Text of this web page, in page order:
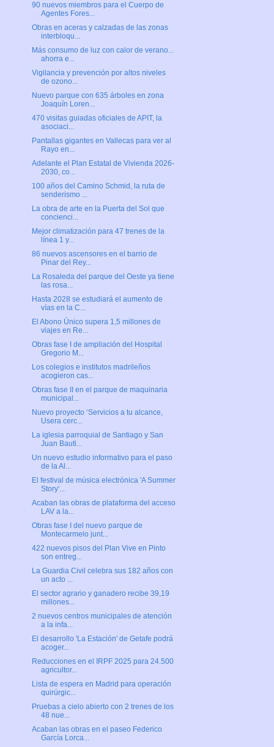
90 nuevos miembros para el Cuerpo de
Agentes Fores...
Obras en aceras y calzadas de las zonas
interbloqu...
Más consumo de luz con calor de verano...
ahorra e...
Vigilancia y prevención por altos niveles
de ozono...
Nuevo parque con 635 árboles en zona
Joaquín Loren...
470 visitas guiadas oficiales de APIT, la
asociaci...
Pantallas gigantes en Vallecas para ver al
Rayo en...
Adelante el Plan Estatal de Vivienda 2026-
2030, co...
100 años del Camino Schmid, la ruta de
senderismo ...
La obra de arte en la Puerta del Sol que
concienci...
Mejor climatización para 47 trenes de la
línea 1 y...
86 nuevos ascensores en el barrio de
Pinar del Rey...
La Rosaleda del parque del Oeste ya tiene
las rosa...
Hasta 2028 se estudiará el aumento de
vías en la C...
El Abono Único supera 1,5 millones de
viajes en Re...
Obras fase I de ampliación del Hospital
Gregorio M...
Los colegios e institutos madrileños
acogieron cas...
Obras fase II en el parque de maquinaria
municipal...
Nuevo proyecto ‘Servicios a tu alcance,
Usera cerc...
La iglesia parroquial de Santiago y San
Juan Bauti...
Un nuevo estudio informativo para el paso
de la Al...
El festival de música electrónica 'A Summer
Story'...
Acaban las obras de plataforma del acceso
LAV a la...
Obras fase I del nuevo parque de
Montecarmelo junt...
422 nuevos pisos del Plan Vive en Pinto
son entreg...
La Guardia Civil celebra sus 182 años con
un acto ...
El sector agrario y ganadero recibe 39,19
millones...
2 nuevos centros municipales de atención
a la infa...
El desarrollo 'La Estación' de Getafe podrá
acoger...
Reducciones en el IRPF 2025 para 24.500
agricultor...
Lista de espera en Madrid para operación
quirúrgic...
Pruebas a cielo abierto con 2 trenes de los
48 nue...
Acaban las obras en el paseo Federico
García Lorca...